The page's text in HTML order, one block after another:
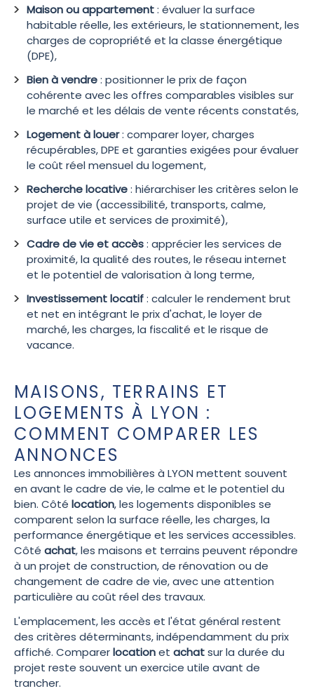
Maison ou appartement: évaluer la surface
habitable réelle, les extérieurs, le stationnement, les
charges de copropriété et la classe énergétique
(DPE),
Bien à vendre: positionner le prix de façon
cohérente avec les offres comparables visibles sur
le marché et les délais de vente récents constatés,
Logement à louer: comparer loyer, charges
récupérables, DPE et garanties exigées pour évaluer
le coût réel mensuel du logement,
Recherche locative: hiérarchiser les critères selon le
projet de vie (accessibilité, transports, calme,
surface utile et services de proximité),
Cadre de vie et accès: apprécier les services de
proximité, la qualité des routes, le réseau internet
et le potentiel de valorisation à long terme,
Investissement locatif: calculer le rendement brut
et net en intégrant le prix d'achat, le loyer de
marché, les charges, la fiscalité et le risque de
vacance.
MAISONS, TERRAINS ET
LOGEMENTS À LYON :
COMMENT COMPARER LES
ANNONCES
Les annonces immobilières à LYON mettent souvent
en avant le cadre de vie, le calme et le potentiel du
bien. Côté location, les logements disponibles se
comparent selon la surface réelle, les charges, la
performance énergétique et les services accessibles.
Côté achat, les maisons et terrains peuvent répondre
à un projet de construction, de rénovation ou de
changement de cadre de vie, avec une attention
particulière au coût réel des travaux.
L'emplacement, les accès et l'état général restent
des critères déterminants, indépendamment du prix
affiché. Comparerlocationet achatsur la durée du
projet reste souvent un exercice utile avant de
trancher.